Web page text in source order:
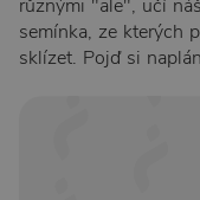
různými "ale", učí
semínka, ze kterých
sklízet. Pojď si